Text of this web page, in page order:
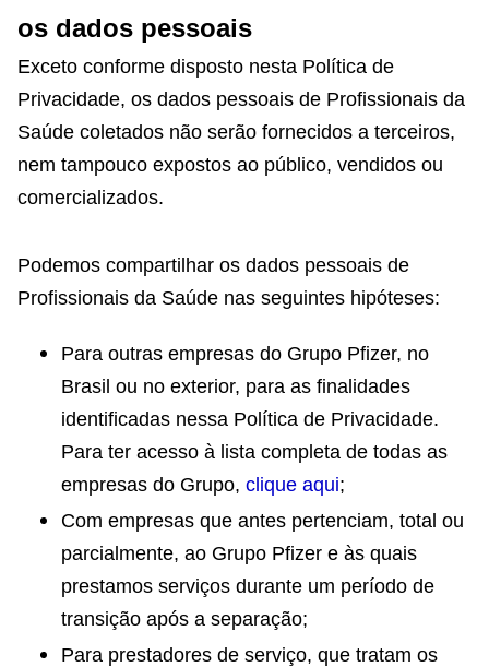
os dados pessoais
Exceto conforme disposto nesta Política de
Privacidade, os dados pessoais de Profissionais da
Saúde coletados não serão fornecidos a terceiros,
nem tampouco expostos ao público, vendidos ou
comercializados.
Podemos compartilhar os dados pessoais de
Profissionais da Saúde nas seguintes hipóteses:
Para outras empresas do Grupo Pfizer, no
Brasil ou no exterior, para as finalidades
identificadas nessa Política de Privacidade.
Para ter acesso à lista completa de todas as
empresas do Grupo, clique aqui;
Com empresas que antes pertenciam, total ou
parcialmente, ao Grupo Pfizer e às quais
prestamos serviços durante um período de
transição após a separação;
Para prestadores de serviço, que tratam os